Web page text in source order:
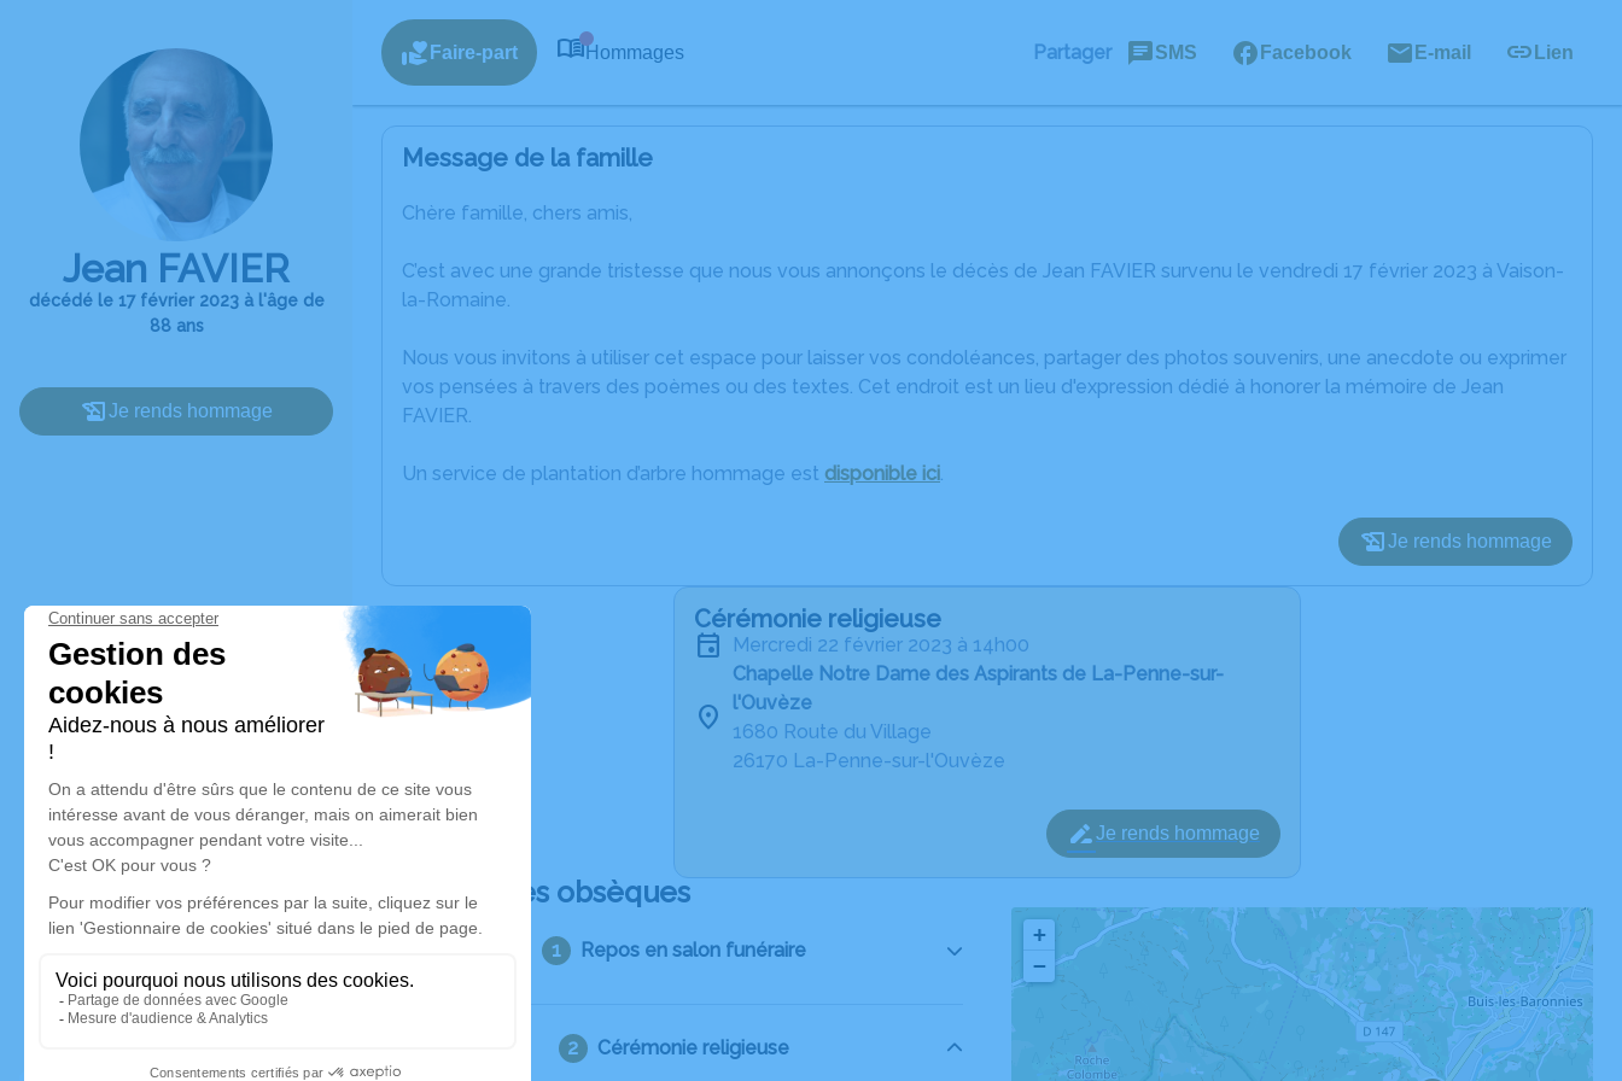
Jean FAVIER
décédé le 17 février 2023 à l'âge de
88 ans
Je rends hommage
Faire-part Hommages Partager SMS Facebook E-mail Lien
Message de la famille
Chère famille, chers amis,
C’est avec une grande tristesse que nous vous annonçons le décès de Jean FAVIER survenu le vendredi 17 février 2023 à Vaison-
la-Romaine.
Nous vous invitons à utiliser cet espace pour laisser vos condoléances, partager des photos souvenirs, une anecdote ou exprimer
vos pensées à travers des poèmes ou des textes. Cet endroit est un lieu d'expression dédié à honorer la mémoire de Jean
FAVIER.
Un service de plantation d’arbre hommage est disponible ici.
Je rends hommage
Cérémonie religieuse
mercredi 22 février 2023 à 14h00
Chapelle Notre Dame des Aspirants de La-Penne-sur-
l'Ouvèze
1680 Route du Village
26170 La-Penne-sur-l'Ouvèze
Je rends hommage
Déroulé des obsèques
Repos en salon funéraire
Cérémonie religieuse
+
−